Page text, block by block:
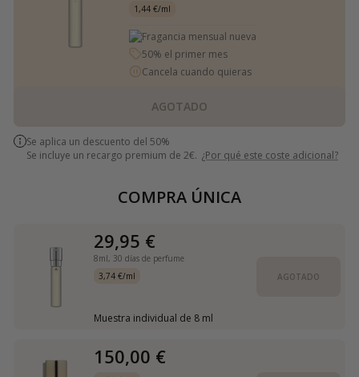
1,44 €/ml
Fragancia mensual nueva
50% el primer mes
Cancela cuando quieras
AGOTADO
Se aplica un descuento del 50%
Se incluye un recargo premium de 2€. ¿Por qué este coste adicional?
COMPRA ÚNICA
29,95 €
8ml, 30 días de perfume
3,74 €/ml
Muestra individual de 8 ml
AGOTADO
150,00 €